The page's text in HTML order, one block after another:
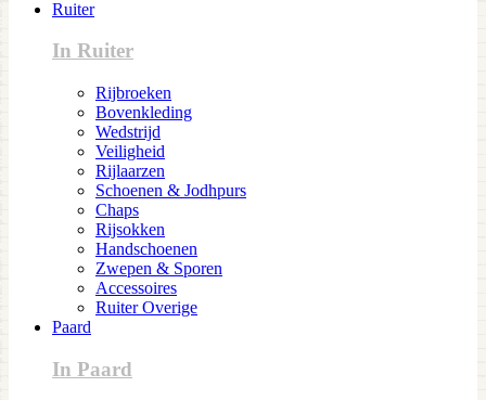
Ruiter
In Ruiter
Rijbroeken
Bovenkleding
Wedstrijd
Veiligheid
Rijlaarzen
Schoenen & Jodhpurs
Chaps
Rijsokken
Handschoenen
Zwepen & Sporen
Accessoires
Ruiter Overige
Paard
In Paard